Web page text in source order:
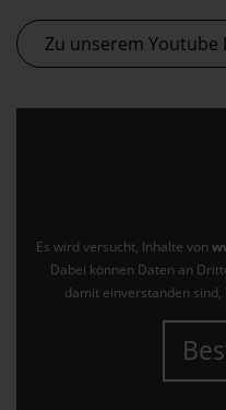
Zu unserem Youtube
Es wird versucht, Inhalte von
Dabei können Daten an
damit einverstanden